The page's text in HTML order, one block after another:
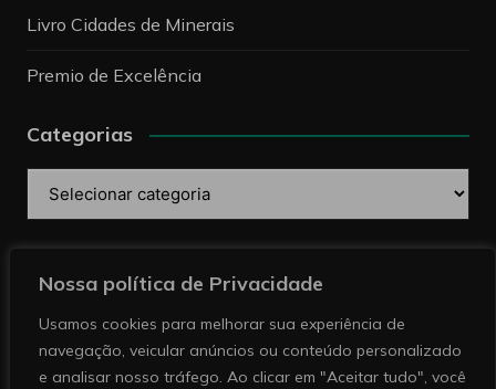
Nossa política de Privacidade
Usamos cookies para melhorar sua experiência de
navegação, veicular anúncios ou conteúdo personalizado
e analisar nosso tráfego. Ao clicar em "Aceitar tudo", você
Livro Cidades de Minerais
Premio de Excelência
Categorias